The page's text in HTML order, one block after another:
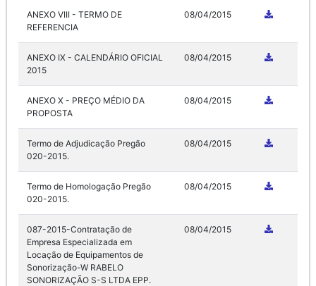
ANEXO VIII - TERMO DE
REFERENCIA
08/04/2015
ANEXO IX - CALENDÁRIO OFICIAL
2015
08/04/2015
ANEXO X - PREÇO MÉDIO DA
PROPOSTA
08/04/2015
Termo de Adjudicação Pregão
020-2015.
08/04/2015
Termo de Homologação Pregão
020-2015.
08/04/2015
087-2015-Contratação de
Empresa Especializada em
Locação de Equipamentos de
Sonorização-W RABELO
SONORIZAÇÃO S-S LTDA EPP.
08/04/2015